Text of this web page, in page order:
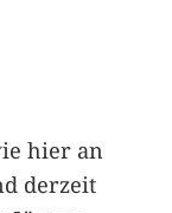
hier an
derzeit